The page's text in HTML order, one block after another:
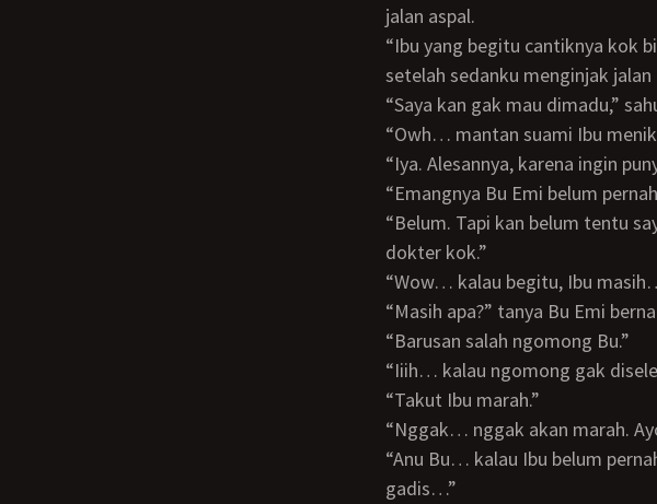
jalan aspal.
“Ibu yang begitu cantiknya kok bisa bercerai dengan mantan suami Ibu itu?” tanyaku
setelah sedanku menginjak jalan
“Saya kan gak mau dimadu,”
“Owh… mantan suami Ibu
“Iya. Alesannya, karena ingin
“Emangnya Bu Emi belum
“Belum. Tapi kan belum tentu saya yang mandul. Belum pernah dip[eriksakan ke
dokter kok.”
“Wow… kalau begitu, Ibu
“Masih apa?” tanya Bu Emi
“Barusan salah ngomong Bu.”
“Iiih… kalau ngomong gak
“Takut Ibu marah.”
“Nggak… nggak akan marah.
“Anu Bu… kalau Ibu belum pernah hamil… tentu itunya masih rapet… kayak masih
gadis…”